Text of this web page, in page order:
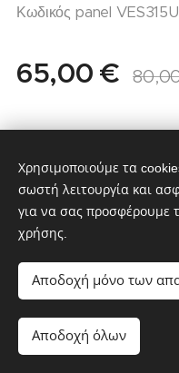
Κωδικός panel
65,00 €
Υλοποιήθηκε
Χρησιμοποιούμε τα
σωστή λειτουργία και
για να σας προσφέρουμε
χρήσης.
Αποδοχή μόνο των
Αποδοχή όλων